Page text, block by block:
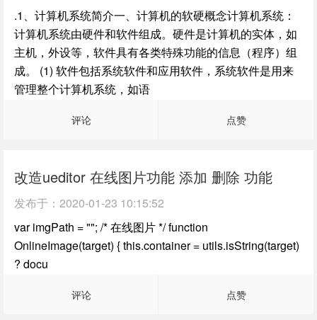
.1、计算机系统简介一、计算机的软硬概念计算机系统：
计算机系统由硬件和软件组成。硬件是计算机的实体，如
主机，外设等，软件具有各类特殊功能的信息（程序）组
成。 (1) 软件包括系统软件和应用软件，系统软件是用来
管理整个计算机系统，如语
评论 点赞
改造ueditor 在线图片功能 添加 删除 功能
发布于： 2020-01-23 10:15:52
var imgPath = ""; /* 在线图片 */ function
OnlineImage(target) { this.container = utils.isString(target)
? docu
评论 点赞